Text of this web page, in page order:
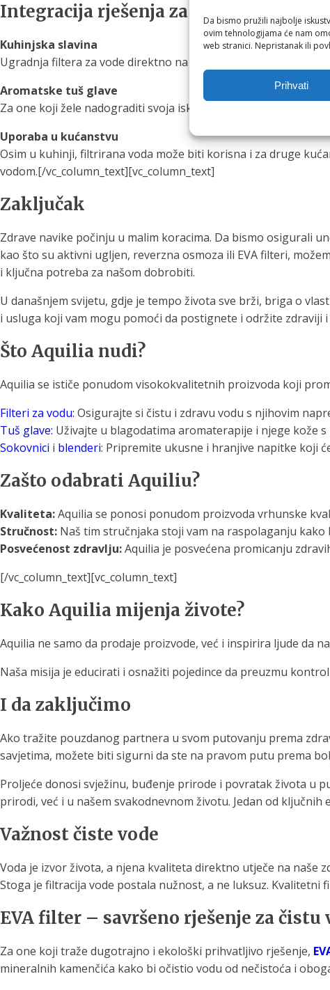
Da bismo pružili najbolje
ovim tehnologijama će nam
web stranici. Nepristanak ili
Prihvati
Integracija rješenja za filtriranje u vaš
Kuhinjska slavina
Ugradnja filtera za vode direktno na kuhinjsku slavinu može
Aromatske tuš glave
Za one koji žele nadograditi svoja iskustva pod tušem, razmislite
Uporaba u kućanstvu
Osim u kuhinji, filtrirana voda može biti korisna i za druge
vodom.[/vc_column_text][vc_column_text]
Zaključak
Zdrave navike počinju u malim koracima. Da bismo osigurali
kao što su aktivni ugljen, reverzna osmoza ili EVA filteri,
i ključna potreba za našom dobrobiti.
U današnjem svijetu, gdje je tempo života sve brži, briga o
i usluga koji vam mogu pomoći da postignete i održite zdraviji
Što Aquilia nudi?
Aquilia se ističe ponudom visokokvalitetnih proizvoda koji
Filteri za vodu: Osigurajte si čistu i zdravu vodu s njihovim
Tuš glave: Uživajte u blagodatima aromaterapije i njege kože
Sokovnici i blenderi: Pripremite ukusne i hranjive napitke koji
Zašto odabrati Aquiliu?
Kvaliteta:Aquilia se ponosi ponudom proizvoda vrhunske
Stručnost: Naš tim stručnjaka stoji vam na raspolaganju
Posvećenost zdravlju:Aquilia je posvećena promicanju
[/vc_column_text][vc_column_text]
Kako Aquilia mijenja živote?
Aquilia ne samo da prodaje proizvode, već i inspirira ljude da
Naša misija je educirati i osnažiti pojedince da preuzmu
I da zaključimo
Ako tražite pouzdanog partnera u svom putovanju prema
savjetima, možete biti sigurni da ste na pravom putu prema
Proljeće donosi svježinu, buđenje prirode i povratak života u
prirodi, već i u našem svakodnevnom životu. Jedan od
Važnost čiste vode
Voda je izvor života, a njena kvaliteta direktno utječe na naše
Stoga je filtracija vode postala nužnost, a ne luksuz.
EVA filter – savršeno rješenje za čistu
Za one koji traže dugotrajno i ekološki prihvatljivo rješenje,
mineralnih kamenčića kako bi očistio vodu od nečistoća i